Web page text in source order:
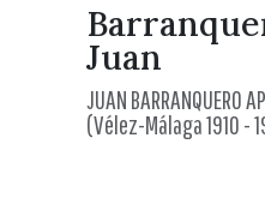
Mapa
Juan
JUAN BARRANQUERO
(Vélez-Málaga 1910 -